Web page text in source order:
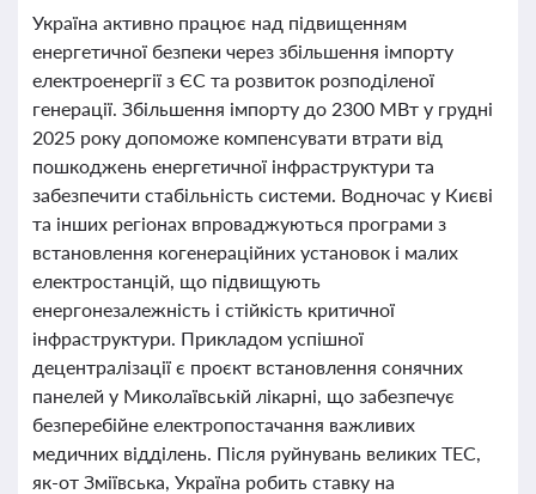
Україна активно працює над підвищенням
енергетичної безпеки через збільшення імпорту
електроенергії з ЄС та розвиток розподіленої
генерації. Збільшення імпорту до 2300 МВт у грудні
2025 року допоможе компенсувати втрати від
пошкоджень енергетичної інфраструктури та
забезпечити стабільність системи. Водночас у Києві
та інших регіонах впроваджуються програми з
встановлення когенераційних установок і малих
електростанцій, що підвищують
енергонезалежність і стійкість критичної
інфраструктури. Прикладом успішної
децентралізації є проєкт встановлення сонячних
панелей у Миколаївській лікарні, що забезпечує
безперебійне електропостачання важливих
медичних відділень. Після руйнувань великих ТЕС,
як-от Зміївська, Україна робить ставку на